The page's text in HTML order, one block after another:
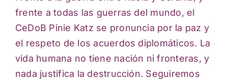
frente a todas las guerras del mundo, el
CeDoB Pinie Katz se pronuncia por la paz y
el respeto de los acuerdos diplomáticos. La
vida humana no tiene nación ni fronteras, y
nada justifica la destrucción. Seguiremos